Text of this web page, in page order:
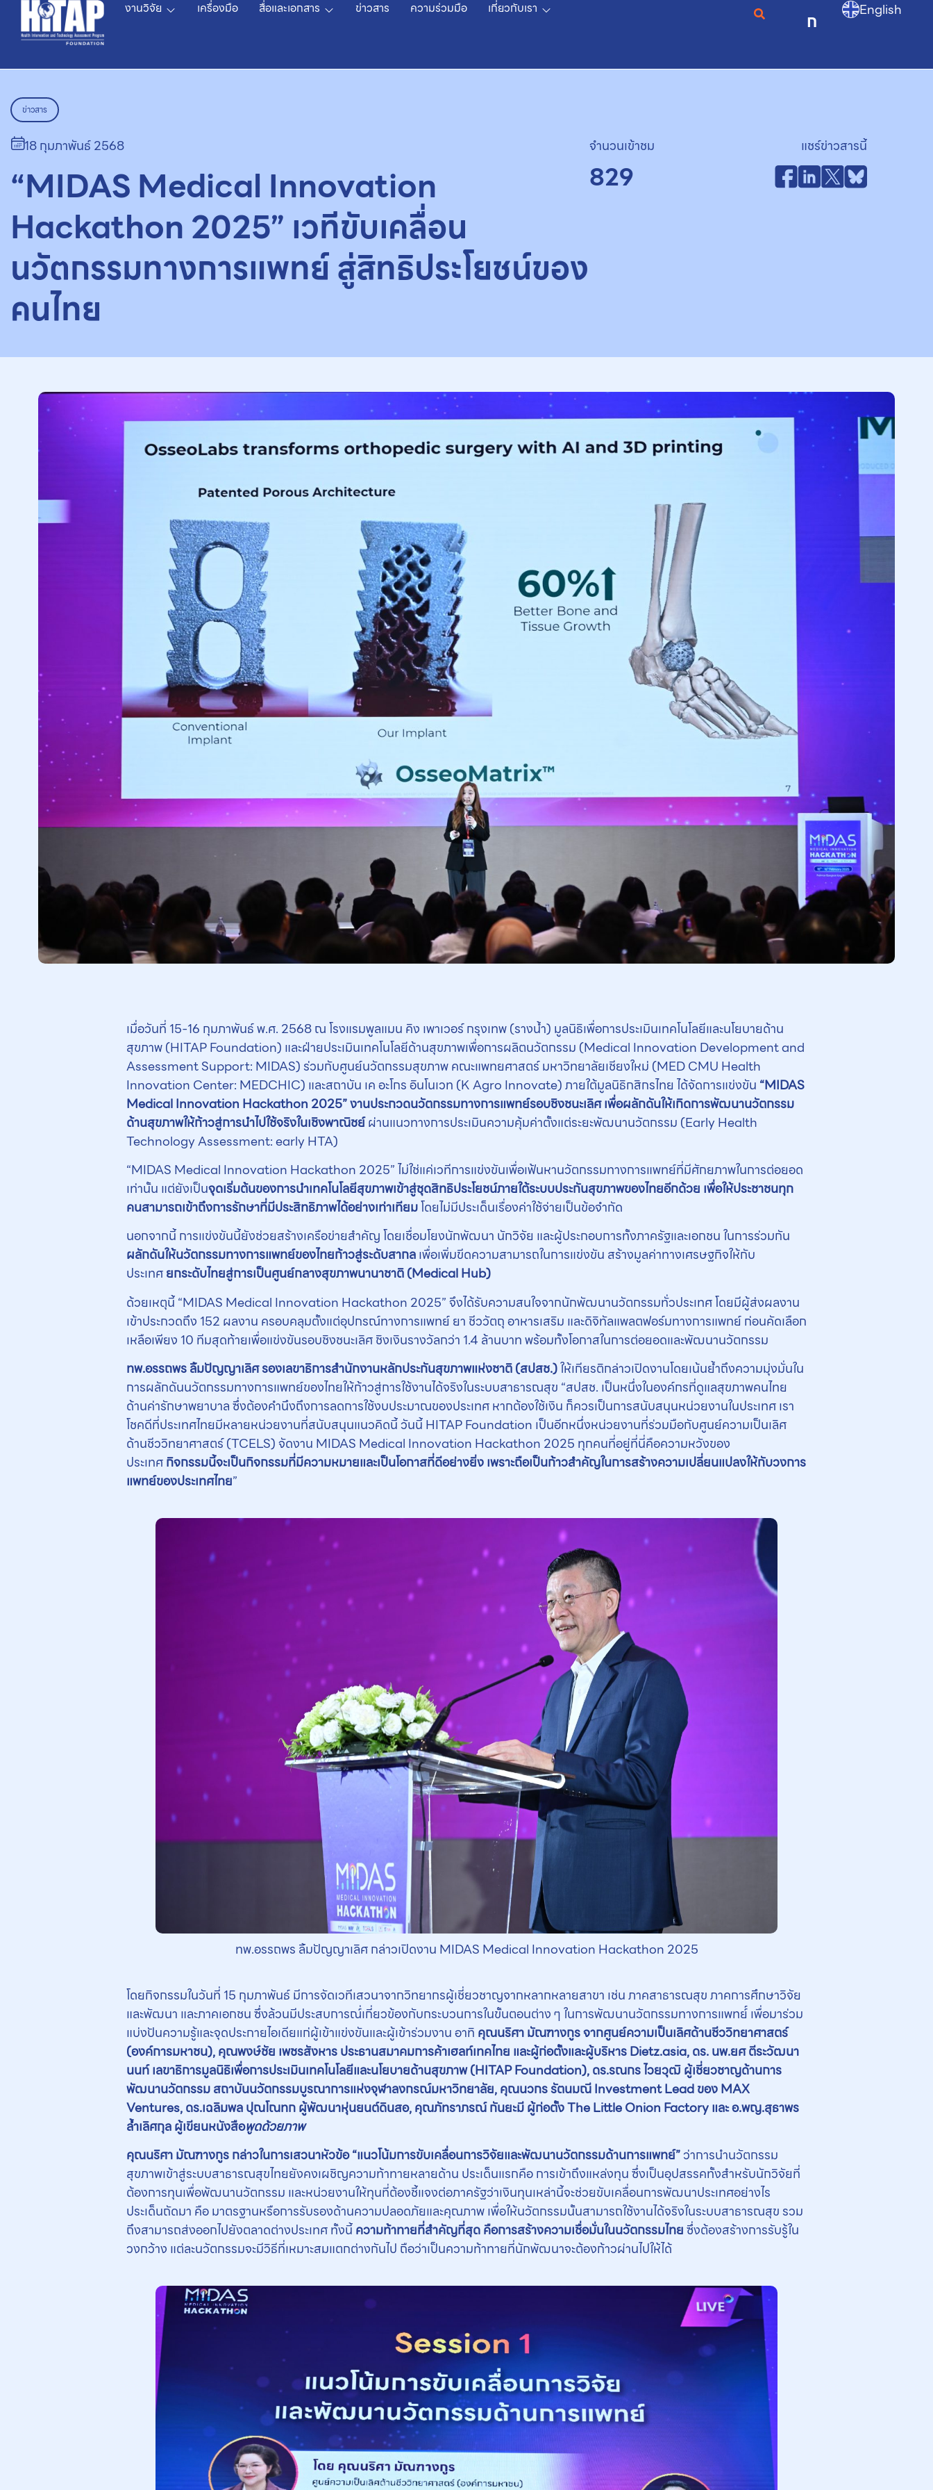
งานวิจัย เครื่องมือ สื่อและเอกสาร ข่าวสาร ความร่วมมือ เกี่ยวกับเรา
ก English
ข่าวสาร
18 กุมภาพันธ์ 2568
“MIDAS Medical Innovation
Hackathon 2025” เวทีขับเคลื่อน
นวัตกรรมทางการแพทย์ สู่สิทธิประโยชน์ของ
คนไทย
จำนวนเข้าชม
829
แชร์ข่าวสารนี้
เมื่อวันที่ 15-16 กุมภาพันธ์ พ.ศ. 2568 ณ โรงแรมพูลแมน คิง เพาเวอร์ กรุงเทพ (รางน้ำ) มูลนิธิเพื่อการประเมินเทคโนโลยีและนโยบายด้าน
สุขภาพ (HITAP Foundation) และฝ่ายประเมินเทคโนโลยีด้านสุขภาพเพื่อการผลิตนวัตกรรม (Medical Innovation Development and
Assessment Support: MIDAS) ร่วมกับศูนย์นวัตกรรมสุขภาพ คณะแพทยศาสตร์ มหาวิทยาลัยเชียงใหม่ (MED CMU Health
Innovation Center: MEDCHIC) และสถาบัน เค อะโกร อินโนเวท (K Agro Innovate) ภายใต้มูลนิธิกสิกรไทย ได้จัดการแข่งขัน “MIDAS
Medical Innovation Hackathon 2025” งานประกวดนวัตกรรมทางการแพทย์รอบชิงชนะเลิศ เพื่อผลักดันให้เกิดการพัฒนานวัตกรรม
ด้านสุขภาพให้ก้าวสู่การนำไปใช้จริงในเชิงพาณิชย์ผ่านแนวทางการประเมินความคุ้มค่าตั้งแต่ระยะพัฒนานวัตกรรม (Early Health
Technology Assessment: early HTA)
“MIDAS Medical Innovation Hackathon 2025” ไม่ใช่แค่เวทีการแข่งขันเพื่อเฟ้นหานวัตกรรมทางการแพทย์ที่มีศักยภาพในการต่อยอด
เท่านั้น แต่ยังเป็นจุดเริ่มต้นของการนำเทคโนโลยีสุขภาพเข้าสู่ชุดสิทธิประโยชน์ภายใต้ระบบประกันสุขภาพของไทยอีกด้วย เพื่อให้ประชาชนทุก
คนสามารถเข้าถึงการรักษาที่มีประสิทธิภาพได้อย่างเท่าเทียมโดยไม่มีประเด็นเรื่องค่าใช้จ่ายเป็นข้อจำกัด
นอกจากนี้ การแข่งขันนี้ยังช่วยสร้างเครือข่ายสำคัญ โดยเชื่อมโยงนักพัฒนา นักวิจัย และผู้ประกอบการทั้งภาครัฐและเอกชน ในการร่วมกัน
ผลักดันให้นวัตกรรมทางการแพทย์ของไทยก้าวสู่ระดับสากลเพื่อเพิ่มขีดความสามารถในการแข่งขัน สร้างมูลค่าทางเศรษฐกิจให้กับ
ประเทศยกระดับไทยสู่การเป็นศูนย์กลางสุขภาพนานาชาติ(Medical Hub)
ด้วยเหตุนี้ “MIDAS Medical Innovation Hackathon 2025” จึงได้รับความสนใจจากนักพัฒนานวัตกรรมทั่วประเทศ โดยมีผู้ส่งผลงาน
เข้าประกวดถึง 152 ผลงาน ครอบคลุมตั้งแต่อุปกรณ์ทางการแพทย์ ยา ชีววัตถุ อาหารเสริม และดิจิทัลแพลตฟอร์มทางการแพทย์ ก่อนคัดเลือก
เหลือเพียง 10 ทีมสุดท้ายเพื่อแข่งขันรอบชิงชนะเลิศ ชิงเงินรางวัลกว่า 1.4 ล้านบาท พร้อมทั้งโอกาสในการต่อยอดและพัฒนานวัตกรรม
ทพ.อรรถพร ลิ้มปัญญาเลิศ รองเลขาธิการสำนักงานหลักประกันสุขภาพแห่งชาติ (สปสช.)ให้เกียรติกล่าวเปิดงานโดยเน้นย้ำถึงความมุ่งมั่นใน
การผลักดันนวัตกรรมทางการแพทย์ของไทยให้ก้าวสู่การใช้งานได้จริงในระบบสาธารณสุข “สปสช. เป็นหนึ่งในองค์กรที่ดูแลสุขภาพคนไทย
ด้านค่ารักษาพยาบาล ซึ่งต้องคำนึงถึงการลดการใช้งบประมาณของประเทศ หากต้องใช้เงิน ก็ควรเป็นการสนับสนุนหน่วยงานในประเทศ เรา
โชคดีที่ประเทศไทยมีหลายหน่วยงานที่สนับสนุนแนวคิดนี้ วันนี้ HITAP Foundation เป็นอีกหนึ่งหน่วยงานที่ร่วมมือกับศูนย์ความเป็นเลิศ
ด้านชีววิทยาศาสตร์ (TCELS) จัดงาน MIDAS Medical Innovation Hackathon 2025 ทุกคนที่อยู่ที่นี่คือความหวังของ
ประเทศกิจกรรมนี้จะเป็นกิจกรรมที่มีความหมายและเป็นโอกาสที่ดีอย่างยิ่ง เพราะถือเป็นก้าวสำคัญในการสร้างความเปลี่ยนแปลงให้กับวงการ
แพทย์ของประเทศไทย”
ทพ.อรรถพร ลิ้มปัญญาเลิศ กล่าวเปิดงาน MIDAS Medical Innovation Hackathon 2025
โดยกิจกรรมในวันที่ 15 กุมภาพันธ์ มีการจัดเวทีเสวนาจากวิทยากรผู้เชี่ยวชาญจากหลากหลายสาขา เช่น ภาคสาธารณสุข ภาคการศึกษาวิจัย
และพัฒนา และภาคเอกชน ซึ่งล้วนมีประสบการณ์่เกี่ยวข้องกับกระบวนการในขั้นตอนต่าง ๆ ในการพัฒนานวัตกรรมทางการแพทย์์ เพื่อมาร่วม
แบ่งปันความรู้และจุดประกายไอเดียแก่ผู้เข้าแข่งขันและผู้เข้าร่วมงาน อาทิ คุณนริศา มัณฑางกูร จากศูนย์ความเป็นเลิศด้านชีววิทยาศาสตร์
(องค์การมหาชน), คุณพงษ์ชัย เพชรสังหาร ประธานสมาคมการค้าเฮลท์เทคไทย และผู้ก่อตั้งและผู้บริหาร Dietz.asia, ดร. นพ.ยศ ตีระวัฒนา
นนท์ เลขาธิการมูลนิธิเพื่อการประเมินเทคโนโลยีและนโยบายด้านสุขภาพ (HITAP Foundation), ดร.รณกร ไวยวุฒิ ผู้เชี่ยวชาญด้านการ
พัฒนานวัตกรรม สถาบันนวัตกรรมบูรณาการแห่งจุฬาลงกรณ์มหาวิทยาลัย, คุณนวกร รัตนมณี Investment Lead ของ MAX
Ventures, ดร.เฉลิมพล ปุณโณทก ผู้พัฒนาหุ่นยนต์ดินสอ, คุณภัทราภรณ์ กันยะมี ผู้ก่อตั้ง The Little Onion Factory และ อ.พญ.สุธาพร
ล้ำเลิศกุล ผู้เขียนหนังสือพูดด้วยภาพ
คุณนริศา มัณฑางกูร กล่าวในการเสวนาหัวข้อ “แนวโน้มการขับเคลื่อนการวิจัยและพัฒนานวัตกรรมด้านการแพทย์”ว่าการนำนวัตกรรม
สุขภาพเข้าสู่ระบบสาธารณสุขไทยยังคงเผชิญความท้าทายหลายด้าน ประเด็นแรกคือ การเข้าถึงแหล่งทุน ซึ่งเป็นอุปสรรคทั้งสำหรับนักวิจัยที่
ต้องการทุนเพื่อพัฒนานวัตกรรม และหน่วยงานให้ทุนที่ต้องชี้แจงต่อภาครัฐว่าเงินทุนเหล่านี้จะช่วยขับเคลื่อนการพัฒนาประเทศอย่างไร
ประเด็นถัดมา คือ มาตรฐานหรือการรับรองด้านความปลอดภัยและคุณภาพ เพื่อให้นวัตกรรมนั้นสามารถใช้งานได้จริงในระบบสาธารณสุข รวม
ถึงสามารถส่งออกไปยังตลาดต่างประเทศ ทั้งนี้ความท้าทายที่สำคัญที่สุด คือการสร้างความเชื่อมั่นในนวัตกรรมไทยซึ่งต้องสร้างการรับรู้ใน
วงกว้าง แต่ละนวัตกรรมจะมีวิธีที่เหมาะสมแตกต่างกันไป ถือว่าเป็นความท้าทายที่นักพัฒนาจะต้องก้าวผ่านไปให้ได้